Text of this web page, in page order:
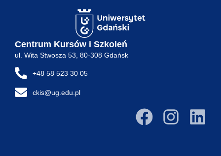
Centrum Kursów i Szkoleń
ul. Wita Stwosza 53, 80-308 Gdańsk
+48 58 523 30 05
ckis@ug.edu.pl